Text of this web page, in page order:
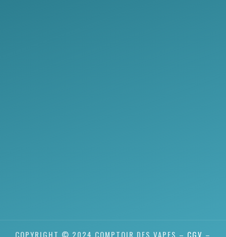
COPYRIGHT © 2024 COMPTOIR DES VAPES – CGV –